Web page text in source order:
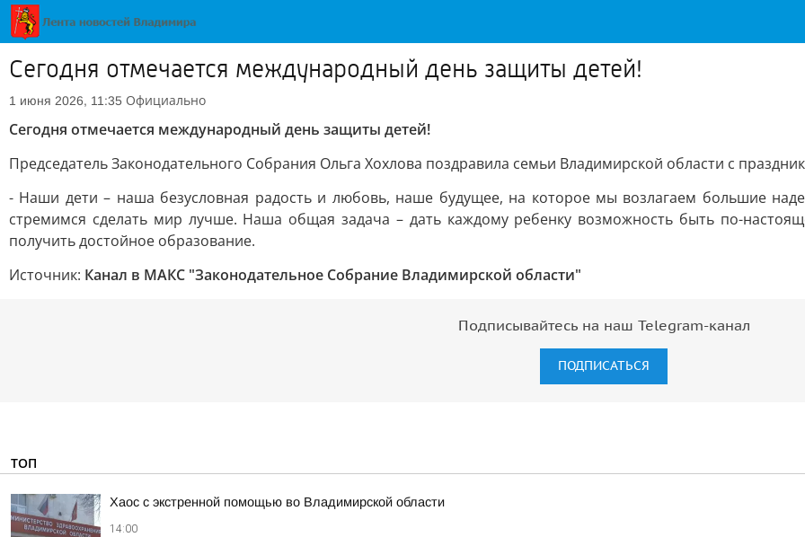
Сегодня отмечается международный день защиты детей!
1 июня 2026, 11:35 Официально
Сегодня отмечается международный день защиты детей!
Председатель Законодательного Собрания Ольга Хохлова поздравила семьи Владимирской области с
- Наши дети – наша безусловная радость и любовь, наше будущее, на которое мы возлагаем большие
стремимся сделать мир лучше. Наша общая задача – дать каждому ребенку возможность быть по-
получить достойное образование.
Источник: Канал в МАКС "Законодательное Собрание Владимирской области"
Подписывайтесь на наш Telegram-канал
ПОДПИСАТЬСЯ
ТОП
Хаос с экстренной помощью во Владимирской области
14:00